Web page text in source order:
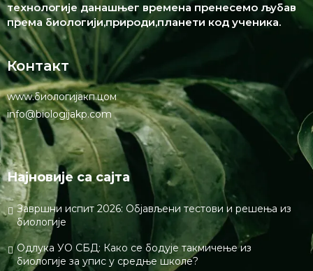
технологије данашњег времена пренесемо љубав
према биологији,природи,планети код ученика.
Контакт
www.биологијакп.цом
info@biologijakp.com
Најновије са сајта
Завршни испит 2026: Објављени тестови и решења из
биологије
Одлука УО СБД: Како се бодује такмичење из
биологије за упис у средње школе?